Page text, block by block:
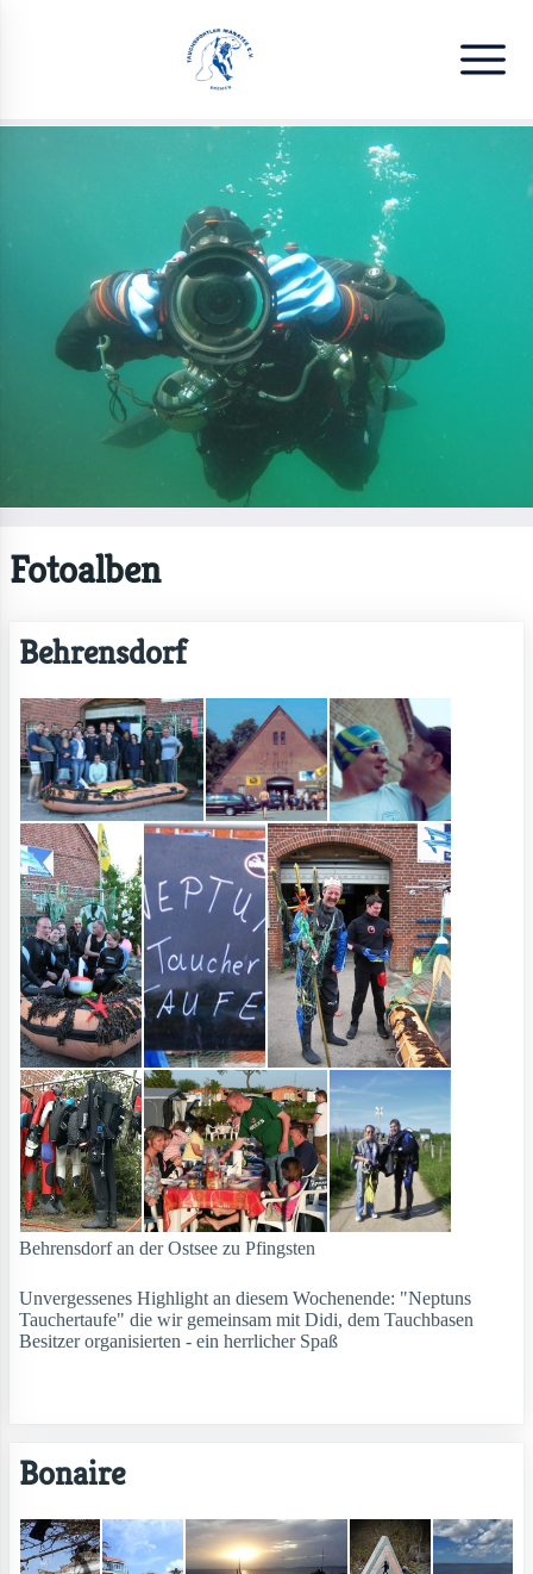
Fotoalben
Behrensdorf
Behrensdorf an der Ostsee zu Pfingsten
Unvergessenes Highlight an diesem Wochenende: "Neptuns
Tauchertaufe" die wir gemeinsam mit Didi, dem Tauchbasen
Besitzer organisierten - ein herrlicher Spaß
Bonaire